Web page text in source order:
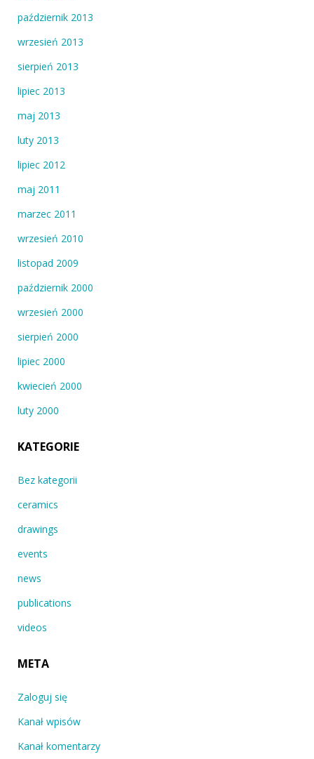
październik 2013
wrzesień 2013
sierpień 2013
lipiec 2013
maj 2013
luty 2013
lipiec 2012
maj 2011
marzec 2011
wrzesień 2010
listopad 2009
październik 2000
wrzesień 2000
sierpień 2000
lipiec 2000
kwiecień 2000
luty 2000
KATEGORIE
Bez kategorii
ceramics
drawings
events
news
publications
videos
META
Zaloguj się
Kanał wpisów
Kanał komentarzy